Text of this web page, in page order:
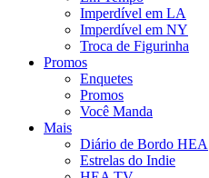
Imperdível em LA
Imperdível em NY
Troca de Figurinha
Promos
Enquetes
Promos
Você Manda
Mais
Diário de Bordo HEA
Estrelas do Indie